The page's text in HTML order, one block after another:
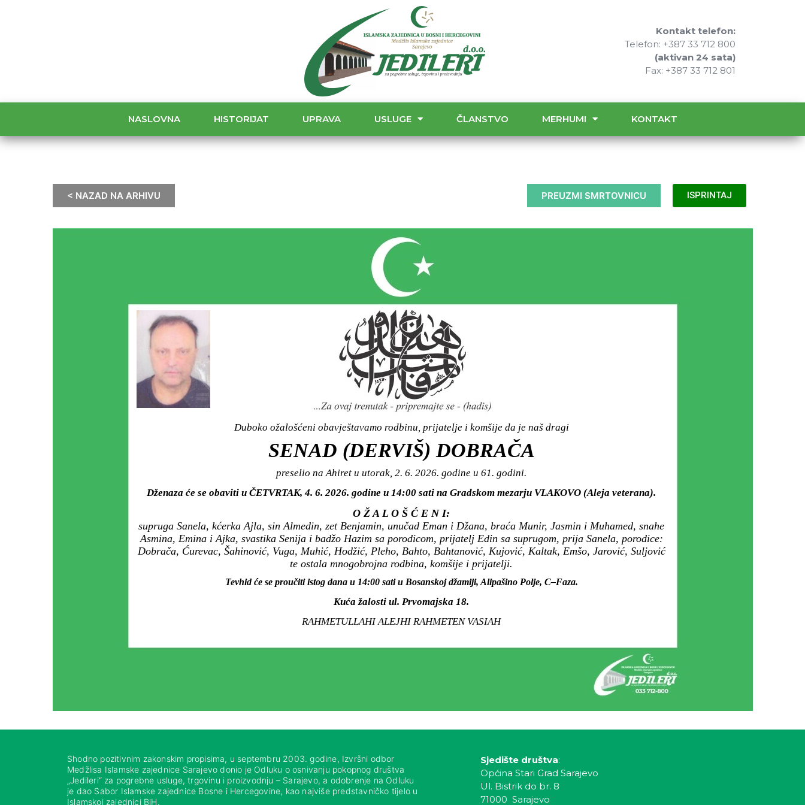
Kontakt telefon:
Telefon: +387 33 712 800
(aktivan 24 sata)
Fax: +387 33 712 801
NASLOVNA HISTORIJAT UPRAVA USLUGE ČLANSTVO MERHUMI KONTAKT
< NAZAD NA ARHIVU PREUZMI SMRTOVNICU ISPRINTAJ
Duboko ožalošćeni obavještavamo rodbinu, prijatelje i komšije da je naš dragi
SENAD (DERVIŠ) DOBRAČA
preselio na Ahiret u utorak, 2. 6. 2026. godine u 61. godini.
Dženaza će se obaviti u ČETVRTAK, 4. 6. 2026. godine u 14:00 sati na Gradskom mezarju VLAKOVO (Aleja veterana).
O Ž A L O Š Ć E N I:
supruga Sanela, kćerka Ajla, sin Almedin, zet Benjamin, unučad Eman i Džana, braća Munir, Jasmin i Muhamed, snahe
Asmina, Emina i Ajka, svastika Senija i badžo Hazim sa porodicom, prijatelj Edin sa suprugom, prija Sanela, porodice:
Dobrača, Ćurevac, Šahinović, Vuga, Muhić, Hodžić, Pleho, Bahto, Bahtanović, Kujović, Kaltak, Emšo, Jarović, Suljović
te ostala mnogobrojna rodbina, komšije i prijatelji.
Tevhid će se proučiti istog dana u 14:00 sati u Bosanskoj džamiji, Alipašino Polje, C–Faza.
Kuća žalosti ul. Prvomajska 18.
RAHMETULLAHI ALEJHI RAHMETEN VASIAH
Shodno pozitivnim zakonskim propisima, u septembru 2003. godine, Izvršni odbor
Medžlisa Islamske zajednice Sarajevo donio je Odluku o osnivanju pokopnog društva
„Jedileri“ za pogrebne usluge, trgovinu i proizvodnju – Sarajevo, a odobrenje na Odluku
je dao Sabor Islamske zajednice Bosne i Hercegovine, kao najviše predstavničko tijelo u
Islamskoj zajednici BiH.
Sjedište društva:
Općina Stari Grad Sarajevo
Ul. Bistrik do br. 8
71000 Sarajevo